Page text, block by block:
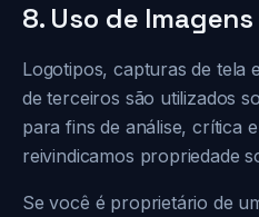
8. Uso de
Logotipos, capturas de tela
de terceiros são utilizados
para fins de análise, crítica
reivindicamos propriedade
Se você é proprietário de